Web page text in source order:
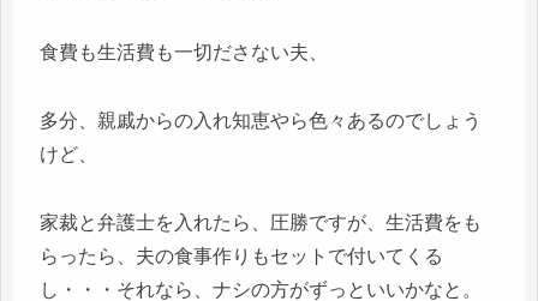
食費も生活費も一切ださない夫、
多分、親戚からの入れ知恵やら色々あるのでしょう
けど、
家裁と弁護士を入れたら、圧勝ですが、生活費をも
らったら、夫の食事作りもセットで付いてくる
し・・・それなら、ナシの方がずっといいかなと。